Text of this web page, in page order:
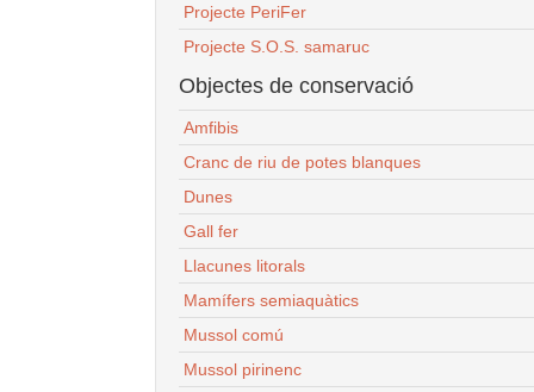
Projecte PeriFer
Projecte S.O.S. samaruc
Objectes de conservació
Amfibis
Cranc de riu de potes blanques
Dunes
Gall fer
Llacunes litorals
Mamífers semiaquàtics
Mussol comú
Mussol pirinenc